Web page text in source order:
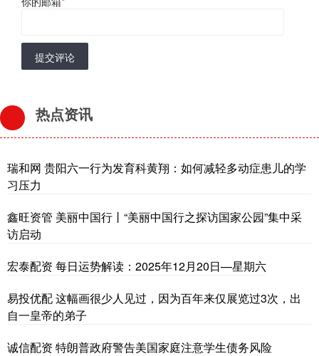
提交评论
热点资讯
瑞和网 贵阳六一行为发育科黄翔：如何减轻多动症患儿的学
习压力
鑫旺资管 美丽中国行丨“美丽中国行之探访国家公园”集中采
访启动
宏泰配资 每日运势解读：2025年12月20日—星期六
易投优配 这幅画很少人见过，因为百年来仅展览过3次，出
自一皇帝的弟子
诚信配资 特朗普政府警告美国家庭注意学生债务风险